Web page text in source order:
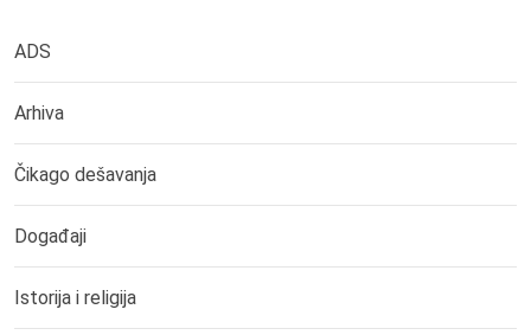
ADS
Arhiva
Čikago dešavanja
Događaji
Istorija i religija